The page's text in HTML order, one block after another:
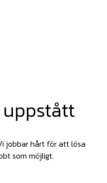
jobbar hårt för att lösa
som möjligt.